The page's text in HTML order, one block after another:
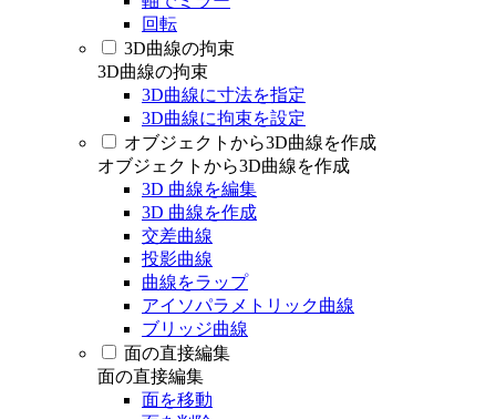
回転
3D曲線の拘束
3D曲線の拘束
3D曲線に寸法を指定
3D曲線に拘束を設定
オブジェクトから3D曲線を作成
オブジェクトから3D曲線を作成
3D 曲線を編集
3D 曲線を作成
交差曲線
投影曲線
曲線をラップ
アイソパラメトリック曲線
ブリッジ曲線
面の直接編集
面の直接編集
面を移動